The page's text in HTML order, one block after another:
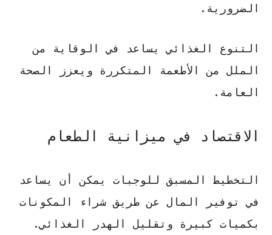
الضرورية.
التنوع الغذائي يساعد في الوقاية من
الملل من الأطعمة المتكررة ويعزز الصحة
العامة.
الاقتصاد في ميزانية الطعام
التخطيط المسبق للوجبات يمكن أن يساعد
في
توفير المال عن طريق شراء المكونات
بكميات كبيرة وتقليل الهدر الغذائي.